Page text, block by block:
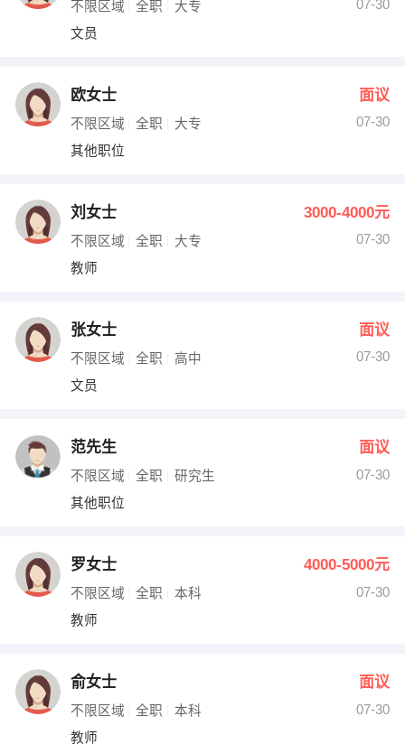
不限区域 全职 大专
07-30
文员
欧女士 面议
不限区域 全职 大专
07-30
其他职位
刘女士 3000-4000元
不限区域 全职 大专
07-30
教师
张女士 面议
不限区域 全职 高中
07-30
文员
范先生 面议
不限区域 全职 研究生
07-30
其他职位
罗女士 4000-5000元
不限区域 全职 本科
07-30
教师
俞女士 面议
不限区域 全职 本科
07-30
教师